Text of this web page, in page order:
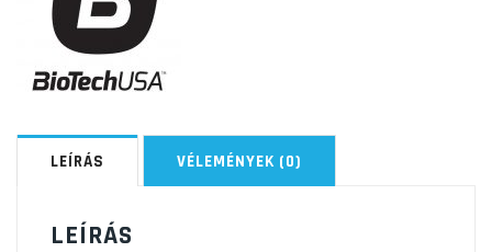
LEÍRÁS VÉLEMÉNYEK (0)
LEÍRÁS